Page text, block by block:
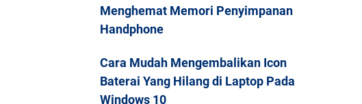
Menghemat Memori Penyimpanan
Handphone
Cara Mudah Mengembalikan Icon
Baterai Yang Hilang di Laptop Pada
Windows 10